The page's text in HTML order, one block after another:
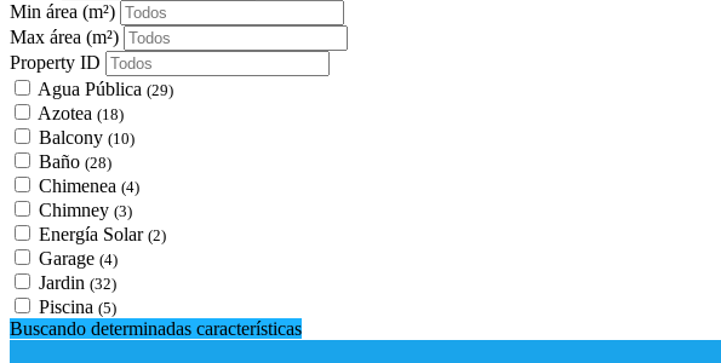
Min área (m²)
Max área (m²)
Property ID
Agua Pública (29)
Azotea (18)
Balcony (10)
Baño (28)
Chimenea (4)
Chimney (3)
Energía Solar (2)
Garage (4)
Jardin (32)
Piscina (5)
Buscando determinadas características